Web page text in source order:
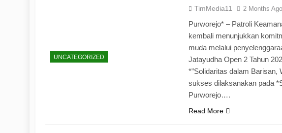
UNCATEGORIZED
TimMedia11 2 Months Ago
Purworejo* – Patroli
kembali menunjukkan
muda melalui
Jatayudha Open 2 Tahun
*”Solidaritas dalam Barisan,
sukses dilaksanakan pada
Purworejo….
Read More